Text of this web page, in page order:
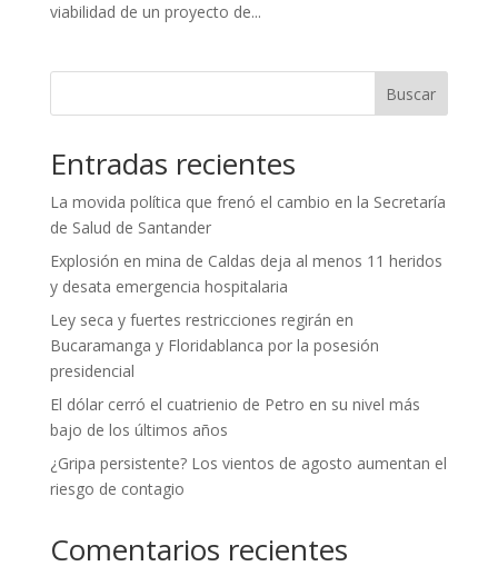
viabilidad de un proyecto de...
Buscar
Entradas recientes
La movida política que frenó el cambio en la Secretaría
de Salud de Santander
Explosión en mina de Caldas deja al menos 11 heridos
y desata emergencia hospitalaria
Ley seca y fuertes restricciones regirán en
Bucaramanga y Floridablanca por la posesión
presidencial
El dólar cerró el cuatrienio de Petro en su nivel más
bajo de los últimos años
¿Gripa persistente? Los vientos de agosto aumentan el
riesgo de contagio
Comentarios recientes